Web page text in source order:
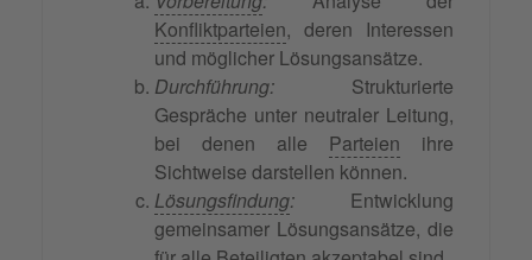
Konfliktparteien, deren Interessen
und möglicher Lösungsansätze.
Durchführung: Strukturierte
Gespräche unter neutraler Leitung,
bei denen alle Parteien ihre
Sichtweise darstellen können.
Lösungsfindung: Entwicklung
gemeinsamer Lösungsansätze, die